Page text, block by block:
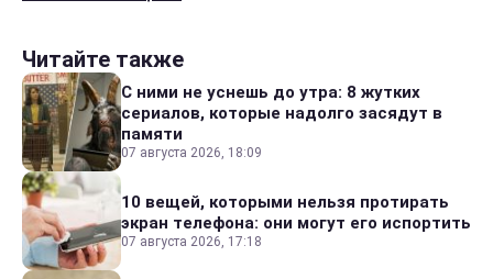
Читайте также
С ними не уснешь до утра: 8 жутких
сериалов, которые надолго засядут в
памяти
07 августа 2026, 18:09
10 вещей, которыми нельзя протирать
экран телефона: они могут его испортить
07 августа 2026, 17:18